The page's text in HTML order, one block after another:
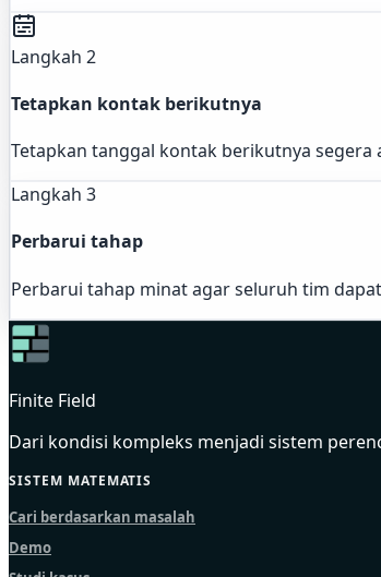
Langkah 2
Tetapkan kontak berikutnya
Tetapkan tanggal kontak berikutnya
Langkah 3
Perbarui tahap
Perbarui tahap minat agar seluruh tim
Finite Field
Dari kondisi kompleks menjadi sistem
SISTEM MATEMATIS
Cari berdasarkan masalah
Demo